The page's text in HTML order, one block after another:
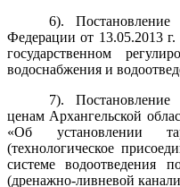
6). Постановление
Федерации от
государственном
водоснабжения и
7).
ценам Архангельской
«Об установлении
(технологическое
системе водоотведения
(дренажно-ливневой